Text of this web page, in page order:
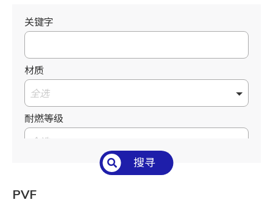
关键字
材质
全选
耐燃等级
全选
全选
搜寻
PVF